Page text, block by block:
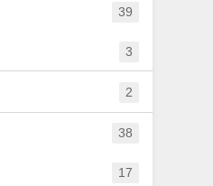
39
3
2
38
17